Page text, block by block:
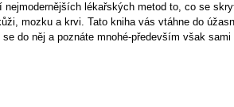
lékařských metod to, co se
mozku a krvi. Tato kniha vás vtáhne do
do něj a poznáte mnohé-především však sami